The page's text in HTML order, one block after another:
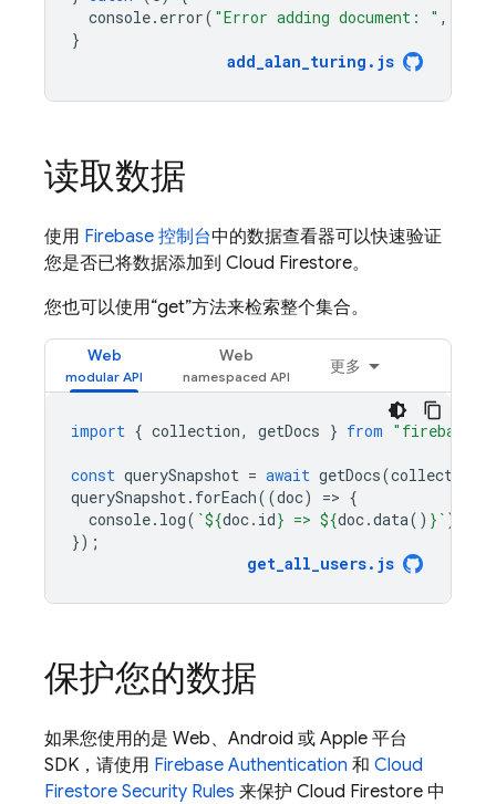
console. error( "Error adding document: " ,
}
add_alan_turing . js
读取数据
使用 Firebase 控制台中的数据查看器可以快速验证
您是否已将数据添加到 Cloud Firestore。
您也可以使用“get”方法来检索整个集合。
Web Web
更多
import { collection, getDocs } from "firebase/
const querySnapshot = await getDocs(collection
querySnapshot. forEach((doc) => {
console. log( `${doc. id} => ${doc.data() } ` );
});
get_all_users. js
保护您的数据
如果您使用的是 Web、Android 或 Apple 平台
SDK，请使用 Firebase Authentication 和 Cloud
Firestore Security Rules 来保护 Cloud Firestore 中